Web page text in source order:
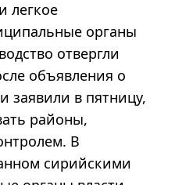
легкое
органы
отвергли
объявления о
заявили в пятницу,
районы,
В
сирийскими